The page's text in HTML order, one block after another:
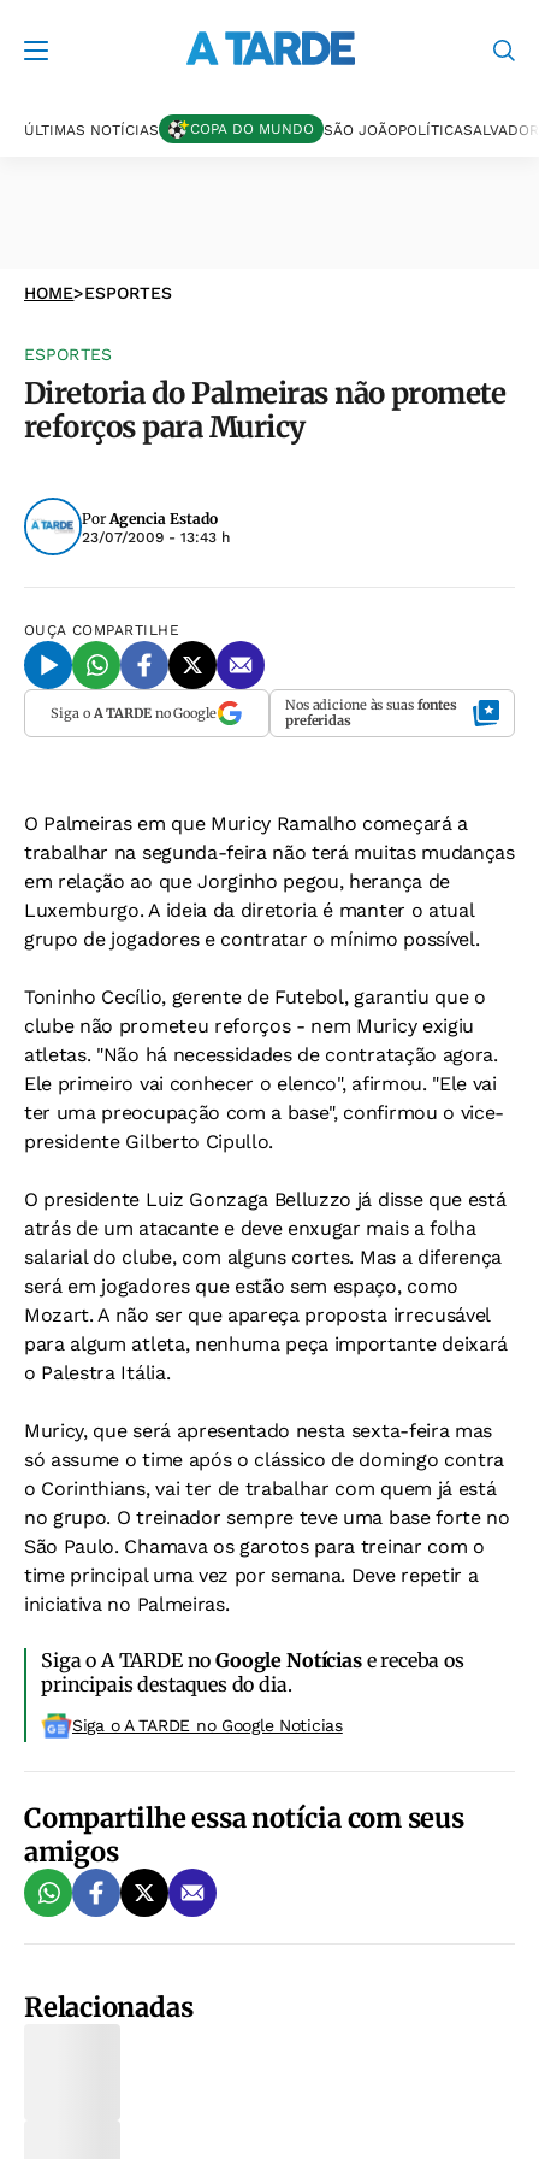
ÚLTIMAS NOTÍCIAS COPA DO MUNDO SÃO JOÃOPOLÍTICASALVADOR
HOME>ESPORTES
ESPORTES
Diretoria do Palmeiras não promete
reforços para Muricy
PorAgencia Estado
23/07/2009 - 13:43 h
OUÇA COMPARTILHE
Siga o A TARDEno Google Nos adicione às suas fontes
preferidas
O Palmeiras em que Muricy Ramalho começará a
trabalhar na segunda-feira não terá muitas mudanças
em relação ao que Jorginho pegou, herança de
Luxemburgo. A ideia da diretoria é manter o atual
grupo de jogadores e contratar o mínimo possível.
Toninho Cecílio, gerente de Futebol, garantiu que o
clube não prometeu reforços - nem Muricy exigiu
atletas. "Não há necessidades de contratação agora.
Ele primeiro vai conhecer o elenco", afirmou. "Ele vai
ter uma preocupação com a base", confirmou o vice-
presidente Gilberto Cipullo.
O presidente Luiz Gonzaga Belluzzo já disse que está
atrás de um atacante e deve enxugar mais a folha
salarial do clube, com alguns cortes. Mas a diferença
será em jogadores que estão sem espaço, como
Mozart. A não ser que apareça proposta irrecusável
para algum atleta, nenhuma peça importante deixará
o Palestra Itália.
Muricy, que será apresentado nesta sexta-feira mas
só assume o time após o clássico de domingo contra
o Corinthians, vai ter de trabalhar com quem já está
no grupo. O treinador sempre teve uma base forte no
São Paulo. Chamava os garotos para treinar com o
time principal uma vez por semana. Deve repetir a
iniciativa no Palmeiras.
Siga o A TARDE noGoogle Notíciase receba os
principais destaques do dia.
Siga o A TARDE no Google Noticias
Compartilhe essa notícia com seus
amigos
Relacionadas